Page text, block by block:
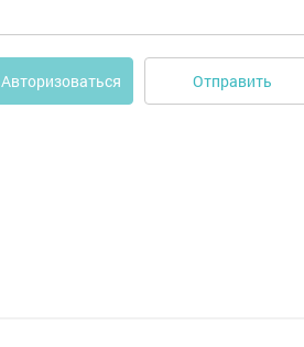
Авторизоваться Отправить